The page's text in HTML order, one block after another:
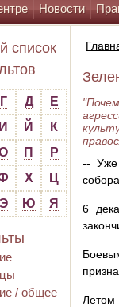
Новости
список
Г Д
Е
И Й
К
П
Р
Х
Ц
Э Ю Я
/ общее
-- Уже
6
Летом